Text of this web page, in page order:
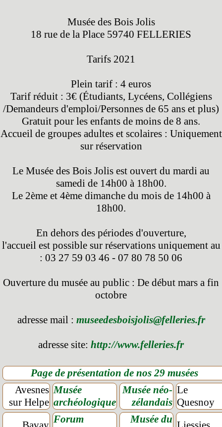
Musée des Bois Jolis
18 rue de la Place 59740 FELLERIES
Tarifs 2021
Plein tarif : 4 euros
Tarif réduit : 3€ (Étudiants, Lycéens, Collégiens
/Demandeurs d'emploi/Personnes de 65 ans et plus)
Gratuit pour les enfants de moins de 8 ans.
Accueil de groupes adultes et scolaires : Uniquement
sur réservation
Le Musée des Bois Jolis est ouvert du mardi au
samedi de 14h00 à 18h00.
Le 2ème et 4ème dimanche du mois de 14h00 à
18h00.
En dehors des périodes d'ouverture,
l'accueil est possible sur réservations uniquement au
: 03 27 59 03 46 - 07 80 78 50 06
Ouverture du musée au public : De début mars a fin
octobre
adresse mail : museedesboisjolis@felleries.fr
adresse site: http://www.felleries.fr
Page de présentation de nos 29 musées
Avesnes
sur Helpe
Musée
archéologique
Musée néo-
zélandais
Le
Quesnoy
Forum
Musée du